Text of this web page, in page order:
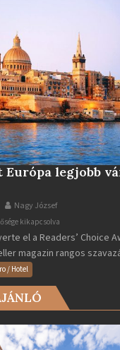
legjobb
Nagy József
kikapcsolva
el a Readers’ Choice
magazin rangos
/ Hotel